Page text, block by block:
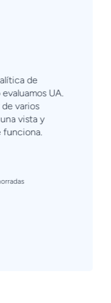
MMP tienen más
de que, cuando
cualquier MMP,
y encuentra una
de apps a 7 días